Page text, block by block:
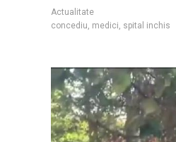
Actualitate
concediu medici spital inchis